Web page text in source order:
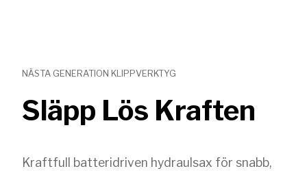
NÄSTA GENERATION KLIPPVERKTYG
Släpp Lös Kraften
Kraftfull batteridriven hydraulsax för snabb,